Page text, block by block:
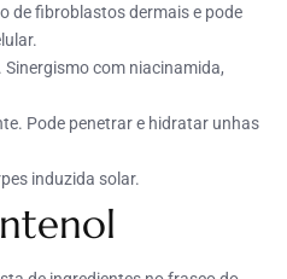
de fibroblastos dermais e pode
com niacinamida,
Pode penetrar e hidratar unhas
induzida solar.